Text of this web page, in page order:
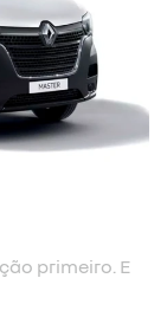
primeiro. E